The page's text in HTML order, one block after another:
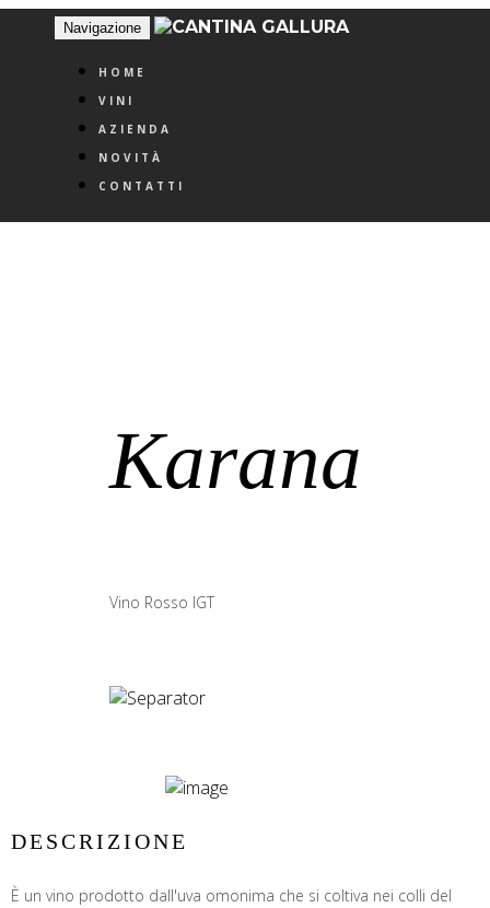
Navigazione
HOME
VINI
AZIENDA
NOVITÀ
CONTATTI
Karana
Vino Rosso IGT
DESCRIZIONE
È un vino prodotto dall'uva omonima che si coltiva nei colli del